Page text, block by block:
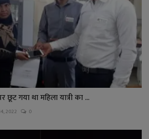
छूट गया था महिला यात्री का ...
2022 0